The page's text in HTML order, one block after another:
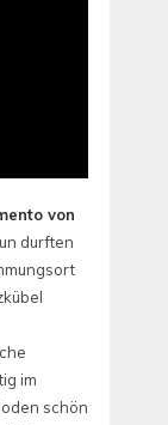
von
durften
im
schön